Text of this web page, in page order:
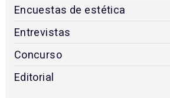
Encuestas de estética
Entrevistas
Concurso
Editorial